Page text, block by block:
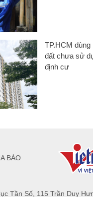
TP.HCM
đất chưa sử
định cư
Tần Số, 115 Trần Duy
BÁO